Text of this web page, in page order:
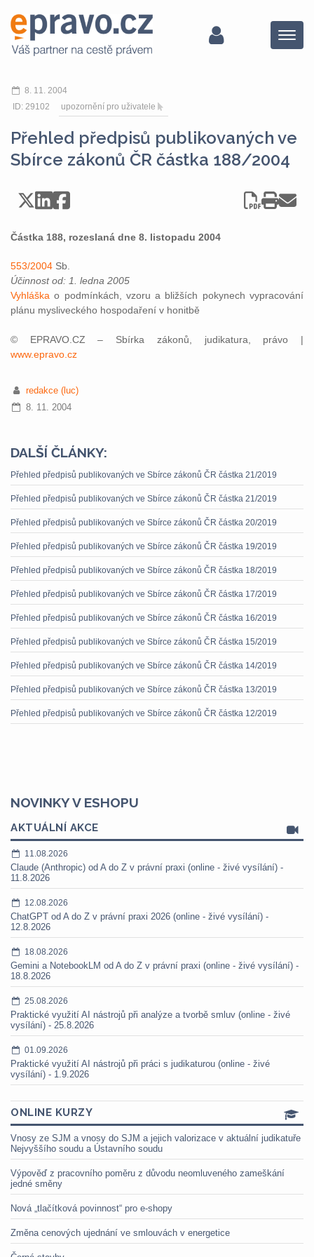
Menu
8. 11. 2004
ID: 29102
upozornění pro uživatele
Přehled předpisů publikovaných ve
Sbírce zákonů ČR částka 188/2004
Částka 188, rozeslaná dne 8. listopadu 2004
553/2004 Sb.
Účinnost od: 1. ledna 2005
Vyhláška o podmínkách, vzoru a bližších pokynech vypracování
plánu mysliveckého hospodaření v honitbě
© EPRAVO.CZ – Sbírka zákonů, judikatura, právo |
www.epravo.cz
redakce (luc)
8. 11. 2004
DALŠÍ ČLÁNKY:
Přehled předpisů publikovaných ve Sbírce zákonů ČR částka 21/2019
Přehled předpisů publikovaných ve Sbírce zákonů ČR částka 21/2019
Přehled předpisů publikovaných ve Sbírce zákonů ČR částka 20/2019
Přehled předpisů publikovaných ve Sbírce zákonů ČR částka 19/2019
Přehled předpisů publikovaných ve Sbírce zákonů ČR částka 18/2019
Přehled předpisů publikovaných ve Sbírce zákonů ČR částka 17/2019
Přehled předpisů publikovaných ve Sbírce zákonů ČR částka 16/2019
Přehled předpisů publikovaných ve Sbírce zákonů ČR částka 15/2019
Přehled předpisů publikovaných ve Sbírce zákonů ČR částka 14/2019
Přehled předpisů publikovaných ve Sbírce zákonů ČR částka 13/2019
Přehled předpisů publikovaných ve Sbírce zákonů ČR částka 12/2019
NOVINKY V ESHOPU
AKTUÁLNÍ AKCE
11.08.2026
Claude (Anthropic) od A do Z v právní praxi (online - živé vysílání) -
11.8.2026
12.08.2026
ChatGPT od A do Z v právní praxi 2026 (online - živé vysílání) -
12.8.2026
18.08.2026
Gemini a NotebookLM od A do Z v právní praxi (online - živé vysílání) -
18.8.2026
25.08.2026
Praktické využití AI nástrojů při analýze a tvorbě smluv (online - živé
vysílání) - 25.8.2026
01.09.2026
Praktické využití AI nástrojů při práci s judikaturou (online - živé
vysílání) - 1.9.2026
ONLINE KURZY
Vnosy ze SJM a vnosy do SJM a jejich valorizace v aktuální judikatuře
Nejvyššího soudu a Ústavního soudu
Výpověď z pracovního poměru z důvodu neomluveného zameškání
jedné směny
Nová „tlačítková povinnost“ pro e-shopy
Změna cenových ujednání ve smlouvách v energetice